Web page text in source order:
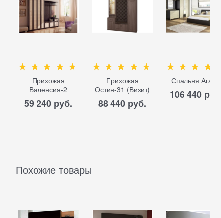
Прихожая
Валенсия-2
59 240 руб.
Прихожая
Остин-31 (Визит)
88 440 руб.
Спальня Агат-2
106 440
Похожие товары